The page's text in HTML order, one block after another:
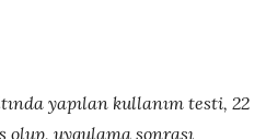
yapılan kullanım testi, 22
uygulama sonrası